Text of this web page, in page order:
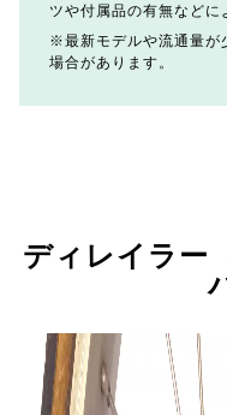
ツや付属品の有無などに
最新モデルや流通量が
場合があります。
ディレイラー